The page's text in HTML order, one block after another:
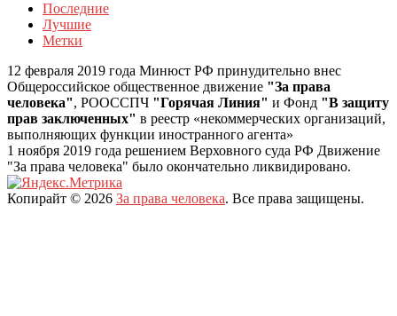
Последние
Лучшие
Метки
12 февраля 2019 года Минюст РФ принудительно внес
Общероссийское общественное движение "За права
человека", РООССПЧ "Горячая Линия" и Фонд "В защиту
прав заключенных" в реестр «некоммерческих организаций,
выполняющих функции иностранного агента»
1 ноября 2019 года решением Верховного суда РФ Движение
"За права человека" было окончательно ликвидировано.
Копирайт © 2026 За права человека. Все права защищены.